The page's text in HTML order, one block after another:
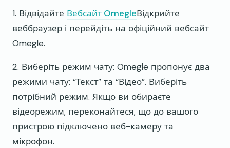
1. Відвідайте Вебсайт OmegleВідкрийте
веббраузер і перейдіть на офіційний вебсайт
Omegle.
2. Виберіть режим чату: Omegle пропонує два
режими чату: “Текст” та “Відео”. Виберіть
потрібний режим. Якщо ви обираєте
відеорежим, переконайтеся, що до вашого
пристрою підключено веб-камеру та
мікрофон.